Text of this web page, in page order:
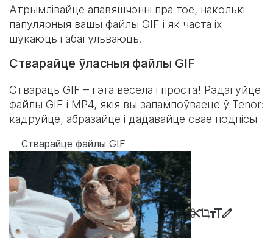
Атрымлівайце апавяшчэнні пра тое, наколькі
папулярныя вашы файлы GIF і як часта іх
шукаюць і абагульваюць.
Стварайце ўласныя файлы GIF
Ствараць GIF – гэта весела і проста! Рэдагуйце
файлы GIF і MP4, якія вы запампоўваеце ў Tenor:
кадруйце, абразайце і дадавайце свае подпісы
Стварайце файлы GIF